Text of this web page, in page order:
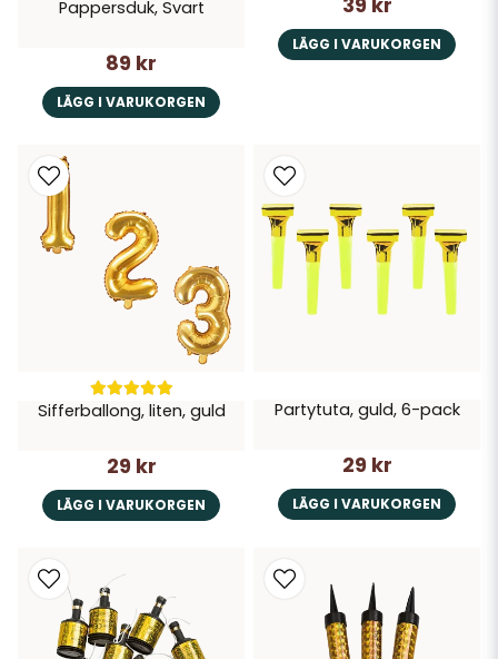
Pappersduk, Svart
89 kr
LÄGG I VARUKORGEN
LÄGG I VARUKORGEN
Sifferballong, liten, guld
29 kr
LÄGG I VARUKORGEN
Partytuta, guld, 6-pack
29 kr
LÄGG I VARUKORGEN